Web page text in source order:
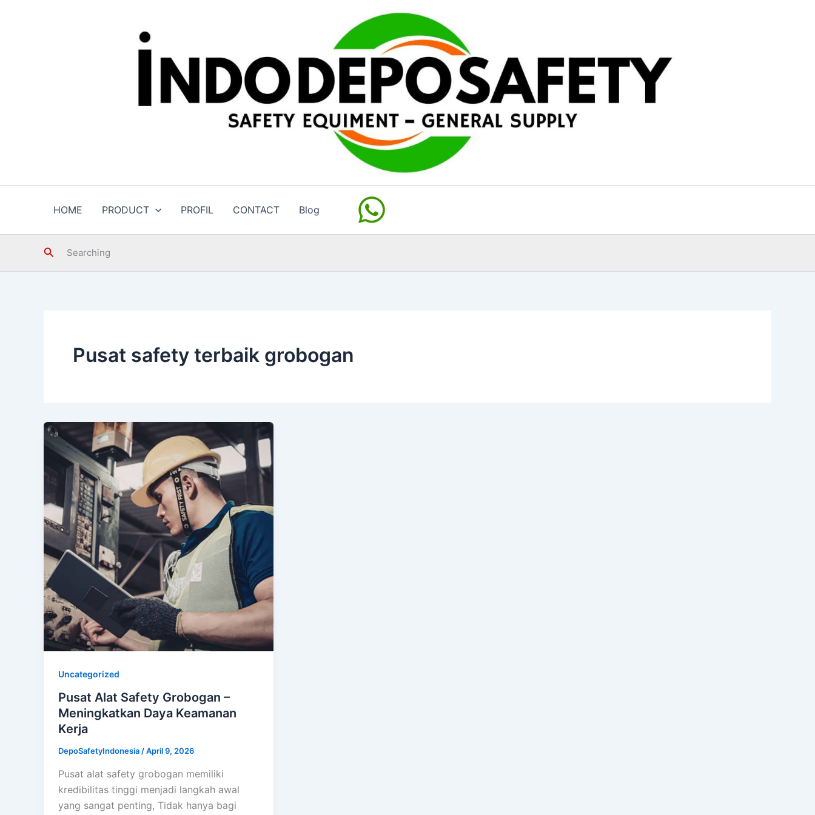
HOME PRODUCT PROFIL CONTACT Blog
SearchSearching
Pusat safety terbaik grobogan
Uncategorized
Pusat Alat Safety Grobogan –
Meningkatkan Daya Keamanan
Kerja
DepoSafetyIndonesia/April 9, 2026
Pusat alat safety grobogan memiliki
kredibilitas tinggi menjadi langkah awal
yang sangat penting, Tidak hanya bagi